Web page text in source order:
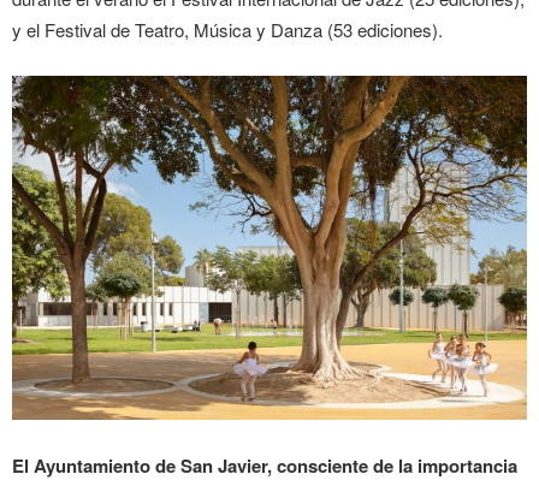
y el Festival de Teatro, Música y Danza (53 ediciones).
El Ayuntamiento de San Javier, consciente de la importancia